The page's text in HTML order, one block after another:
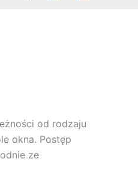
od rodzaju
okna. Postęp
ze